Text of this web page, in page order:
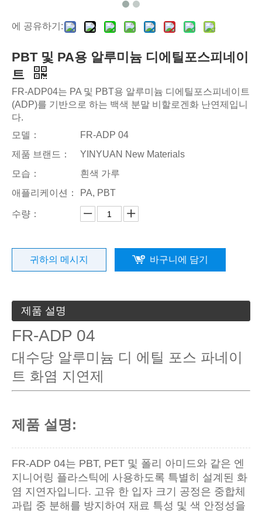
에 공유하기:
PBT 및 PA용 알루미늄 디에틸포스피네이
트
FR-ADP04는 PA 및 PBT용 알루미늄 디에틸포스피네이트
(ADP)를 기반으로 하는 백색 분말 비할로겐화 난연제입니
다.
모델：
FR-ADP 04
제품 브랜드：
YINYUAN New Materials
모습：
흰색 가루
애플리케이션：
PA, PBT
수량：
귀하의 메시지 바구니에 담기
제품 설명
FR-ADP 04
대수당 알루미늄 디 에틸 포스 파네이
트 화염 지연제
제품 설명:
FR-ADP 04는 PBT, PET 및 폴리 아미드와 같은 엔
지니어링 플라스틱에 사용하도록 특별히 설계된 화
염 지연자입니다. 고유 한 입자 크기 공정은 중합체
과립 중 분해를 방지하여 재료 특성 및 색 안정성을